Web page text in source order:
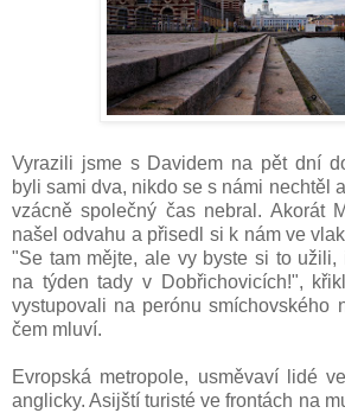
Vyrazili jsme s Davidem na pět dní
byli sami dva, nikdo se s námi nechtěl
vzácně společný čas nebral. Akorát
našel odvahu a přisedl si k nám ve
"Se tam mějte, ale vy byste si to užili,
na týden tady v Dobřichovicích!",
vystupovali na perónu smíchovského
čem mluví.
Evropská metropole, usměvaví lidé
anglicky. Asijští turisté ve frontách na